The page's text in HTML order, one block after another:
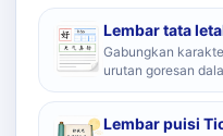
Lembar tata
Gabungkan
urutan goresan
Lembar puisi